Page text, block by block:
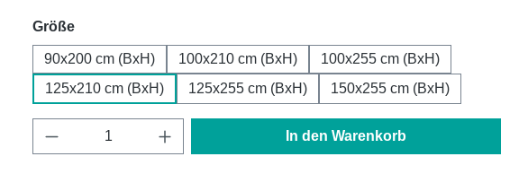
Größeauswählen
90x200 cm (BxH) 100x210 cm (BxH)
100x255 cm (BxH)
125x210 cm (BxH)
125x255 cm (BxH) 150x255 cm (BxH)
Produkt Anzahl: Gib den gewünschten Wert ein
In den Warenkorb